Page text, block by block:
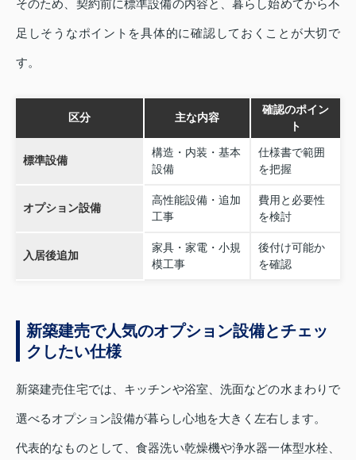
そのため、契約前に標準設備の内容と、暮らし始めてから不
足しそうなポイントを具体的に確認しておくことが大切で
す。
区分 主な内容
確認のポイン
ト
標準設備
構造・内装・基本
設備
仕様書で範囲
を把握
オプション設備
高性能設備・追加
工事
費用と必要性
を検討
入居後追加
家具・家電・小規
模工事
後付け可能か
を確認
新築建売で人気のオプション設備とチェッ
クしたい仕様
新築建売住宅では、キッチンや浴室、洗面などの水まわりで
選べるオプション設備が暮らし心地を大きく左右します。
代表的なものとして、食器洗い乾燥機や浄水器一体型水栓、